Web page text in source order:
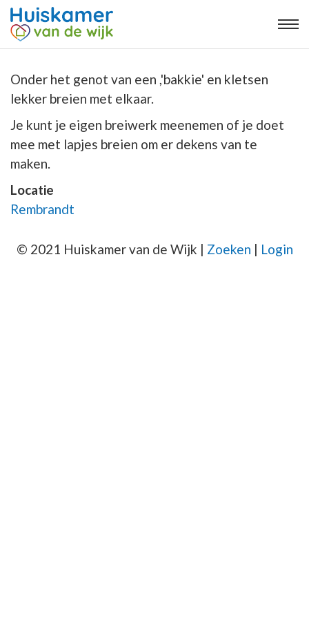
Onder het genot van een ,'bakkie' en kletsen
lekker breien met elkaar.
Je kunt je eigen breiwerk meenemen of je doet
mee met lapjes breien om er dekens van te
maken.
Locatie
Rembrandt
© 2021 Huiskamer van de Wijk | Zoeken | Login